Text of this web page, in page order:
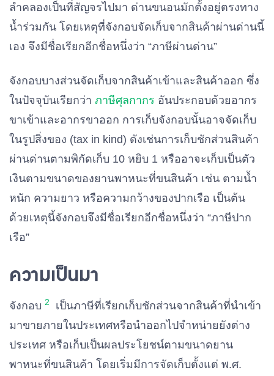
ลำคลองเป็นที่สัญจรไปมา ด่านขนอนมักตั้งอยู่ตรงทาง
น้ำร่วมกัน โดยเหตุที่จังกอบจัดเก็บจากสินค้าผ่านด่านนี้
เอง จึงมีชื่อเรียกอีกชื่อหนึ่งว่า “ภาษีผ่านด่าน”
จังกอบบางส่วนจัดเก็บจากสินค้าเข้าและสินค้าออก ซึ่ง
ในปัจจุบันเรียกว่า ภาษีศุลกากร อันประกอบด้วยอากร
ขาเข้าและอากรขาออก การเก็บจังกอบนั้นอาจจัดเก็บ
ในรูปสิ่งของ (tax in kind) ดังเช่นการเก็บชักส่วนสินค้า
ผ่านด่านตามพิกัดเก็บ 10 หยิบ 1 หรืออาจะเก็บเป็นตัว
เงินตามขนาดของยานพาหนะที่ขนสินค้า เช่น ตามน้ำ
หนัก ความยาว หรือความกว้างของปากเรือ เป็นต้น
ด้วยเหตุนี้จังกอบจึงมีชื่อเรียกอีกชื่อหนึ่งว่า “ภาษีปาก
เรือ”
ความเป็นมา
จังกอบ 2
เป็นภาษีที่เรียกเก็บชักส่วนจากสินค้าที่นำเข้า
มาขายภายในประเทศ​หรือนำออกไปจำหน่ายยังต่าง
ประเทศ หรือเก็บเป็นผลประโยชน์ตามขนาดยาน
พาหนะที่ขนสินค้า โดยเริ่มมีการจัดเก็บตั้งแต่ พ.ศ.